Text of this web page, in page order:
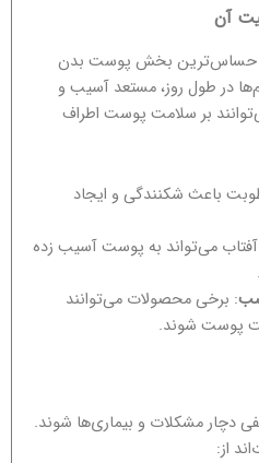
آن
حساس‌ترین بخش پوست بدن
در طول روز، مستعد آسیب و
بر سلامت پوست اطراف
باعث شکنندگی و ایجاد
می‌تواند به پوست آسیب زده
: برخی محصولات می‌توانند
پوست شوند.
دچار مشکلات و بیماری‌ها شوند.
از: